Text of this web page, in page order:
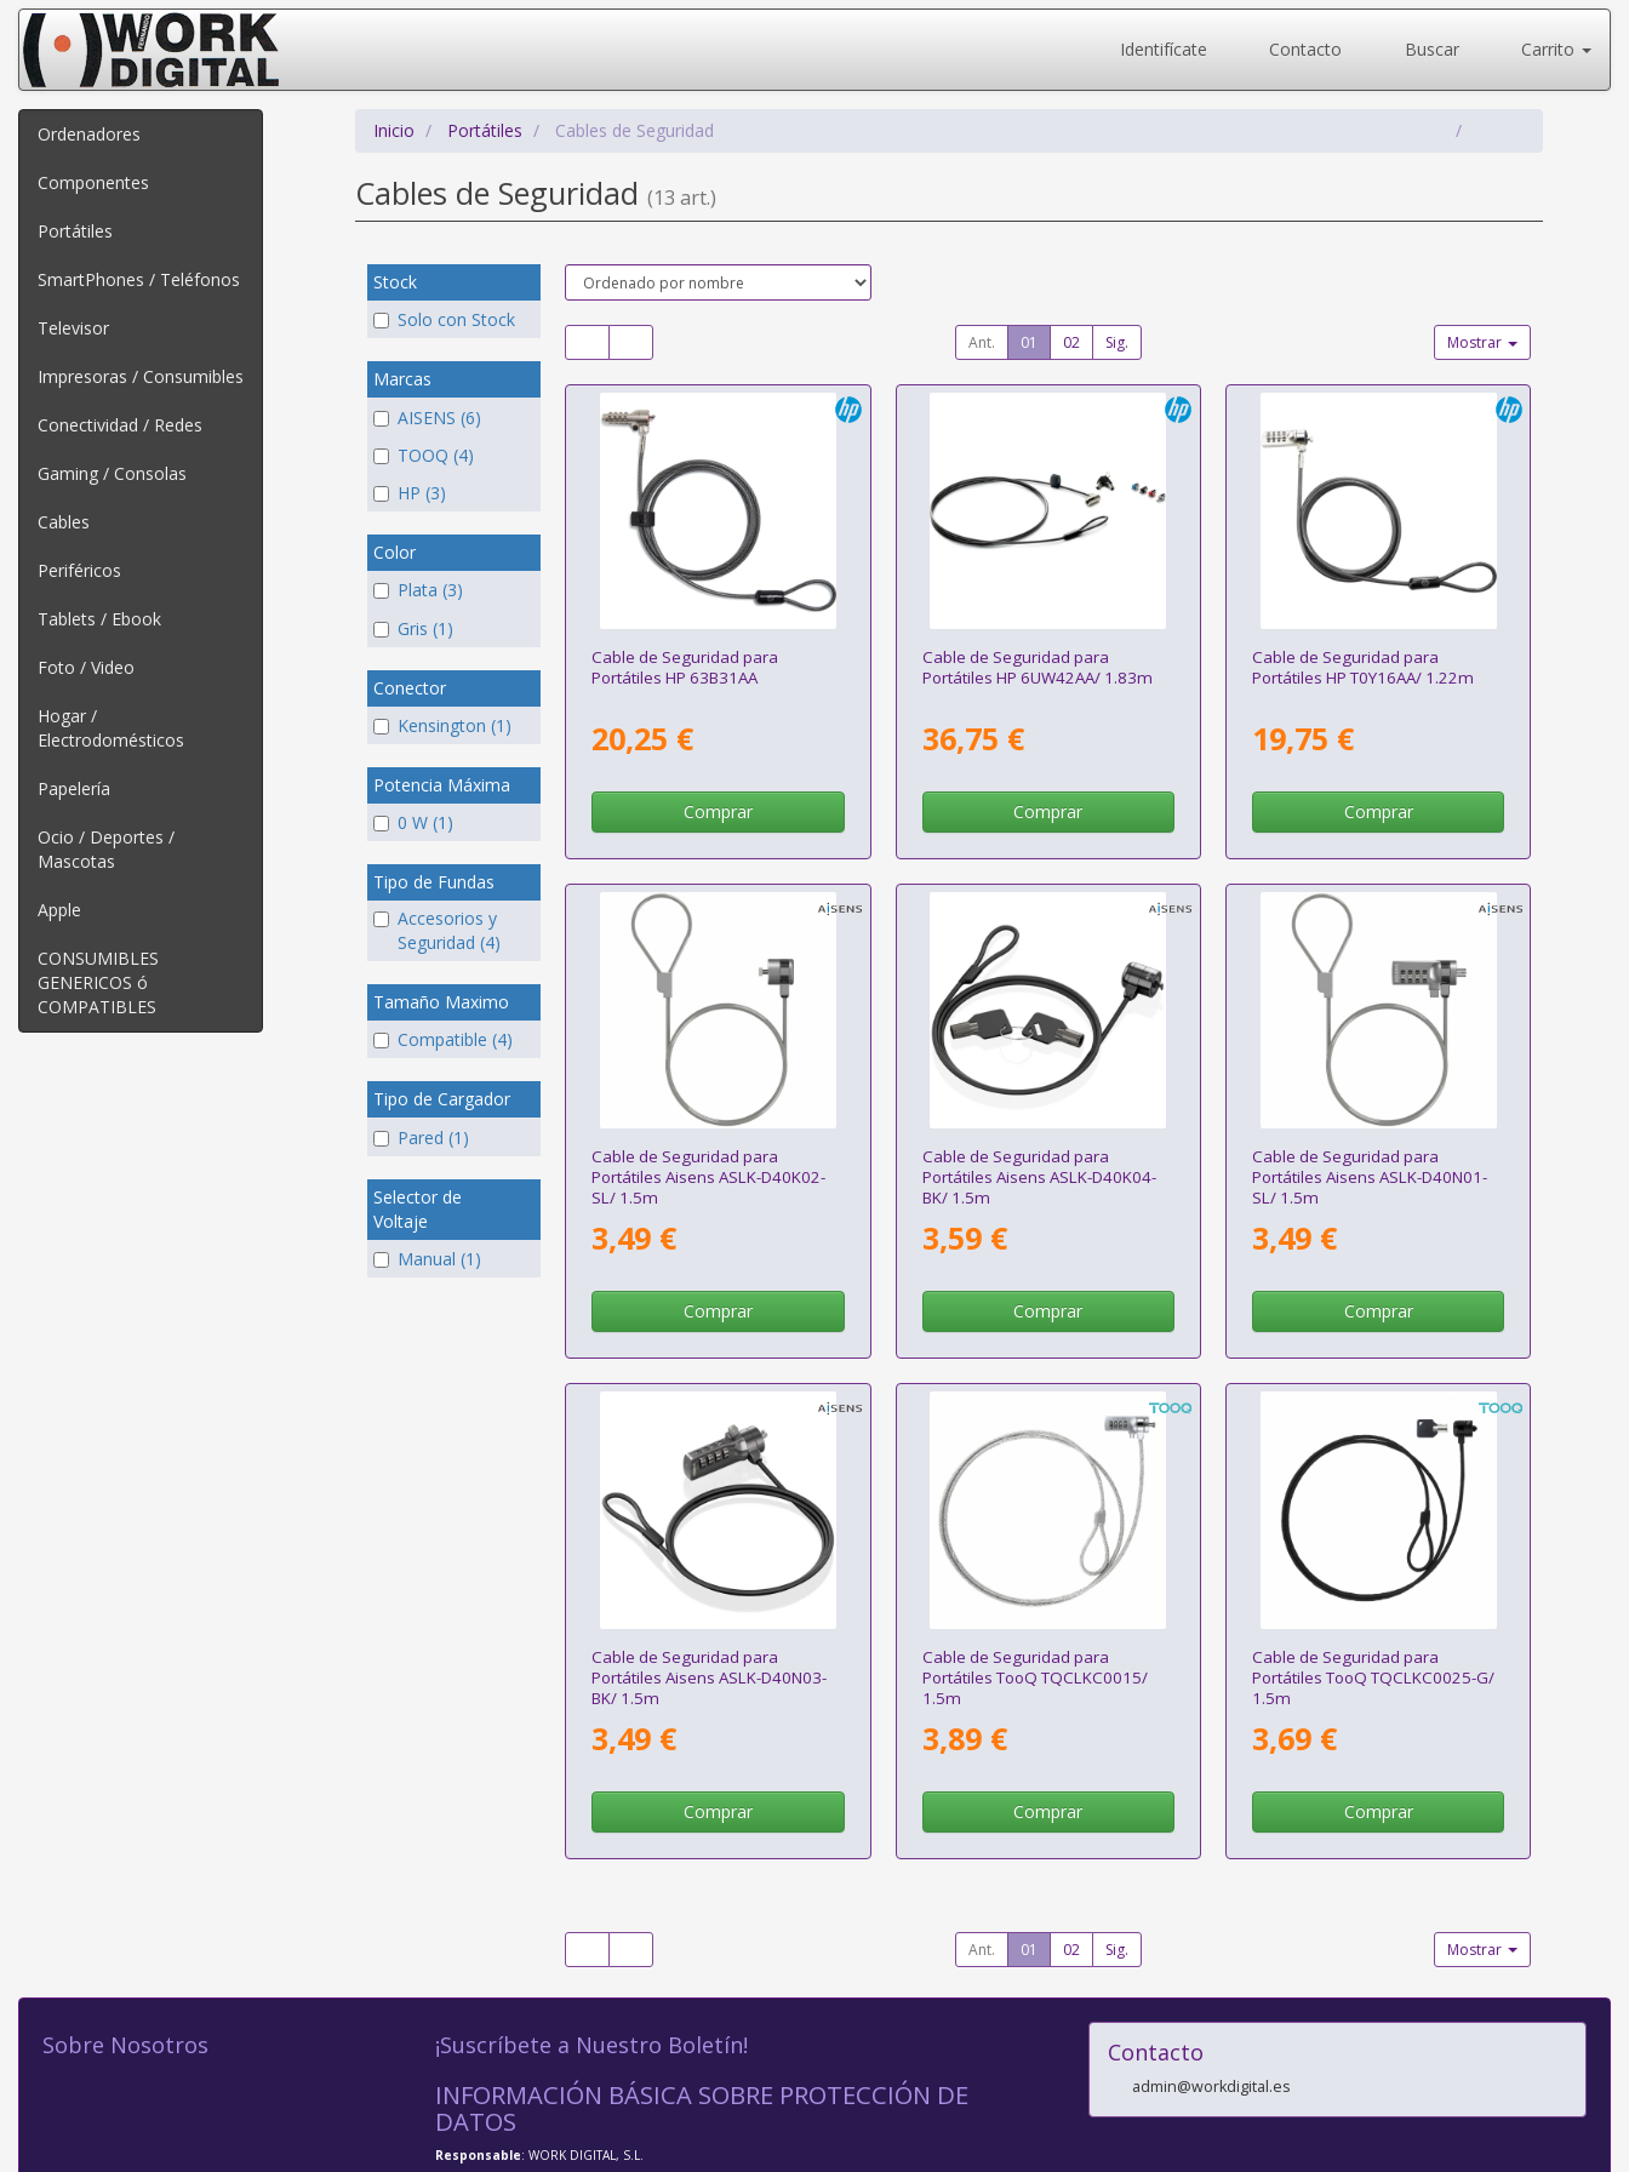
Identifícate Contacto Buscar Carrito
Ordenadores
Componentes
Portátiles
SmartPhones / Teléfonos
Televisor
Impresoras / Consumibles
Conectividad / Redes
Gaming / Consolas
Cables
Periféricos
Tablets / Ebook
Foto / Video
Hogar /
Electrodomésticos
Papelería
Ocio / Deportes /
Mascotas
Apple
CONSUMIBLES
GENERICOS ó
COMPATIBLES
Inicio Portátiles Cables de Seguridad
Cables de Seguridad (13 art.)
Stock
Solo con Stock
Marcas
AISENS (6)
TOOQ (4)
HP (3)
Color
Plata (3)
Gris (1)
Conector
Kensington (1)
Potencia Máxima
0 W (1)
Tipo de Fundas
Accesorios y
Seguridad (4)
Tamaño Maximo
Compatible (4)
Tipo de Cargador
Pared (1)
Selector de
Voltaje
Manual (1)
Ant. 01 02 Sig. Mostrar
Cable de Seguridad para
Portátiles HP 63B31AA
20,25 €
Comprar
Cable de Seguridad para
Portátiles HP 6UW42AA/ 1.83m
36,75 €
Comprar
Cable de Seguridad para
Portátiles HP T0Y16AA/ 1.22m
19,75 €
Comprar
Cable de Seguridad para
Portátiles Aisens ASLK-D40K02-
SL/ 1.5m
3,49 €
Comprar
Cable de Seguridad para
Portátiles Aisens ASLK-D40K04-
BK/ 1.5m
3,59 €
Comprar
Cable de Seguridad para
Portátiles Aisens ASLK-D40N01-
SL/ 1.5m
3,49 €
Comprar
Cable de Seguridad para
Portátiles Aisens ASLK-D40N03-
BK/ 1.5m
3,49 €
Comprar
Cable de Seguridad para
Portátiles TooQ TQCLKC0015/
1.5m
3,89 €
Comprar
Cable de Seguridad para
Portátiles TooQ TQCLKC0025-G/
1.5m
3,69 €
Comprar
Ant. 01 02 Sig. Mostrar
Sobre Nosotros ¡Suscríbete a Nuestro Boletín!
INFORMACIÓN BÁSICA SOBRE PROTECCIÓN DE
DATOS
Responsable: WORK DIGITAL, S.L.
Contacto
admin@workdigital.es